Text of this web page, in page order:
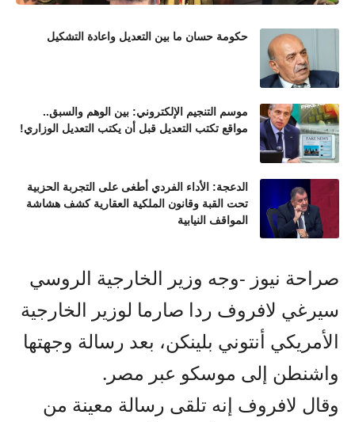
حكومة حسان ما بين التعديل واعادة التشكيل
موسم التنجيم الإلكتروني: بين الوهم والسبق..
مواقع تكتب التعديل قبل أن يكتب التعديل الوزاري!
الدعجة: الأداء الفردي أطغى على التجربة الحزبية
تحت القبة وقانون الملكية العقارية كشف هشاشة
المواقف النيابية
صراحة نيوز -وجه وزير الخارجية الروسي
سيرغي لافروف ردا صارما لوزير الخارجية
الأمريكي أنتوني بلينكن، بعد رسالة وجهتها
واشنطن إلى موسكو عبر مصر.
وقال لافروف إنه تلقى رسالة معينة من